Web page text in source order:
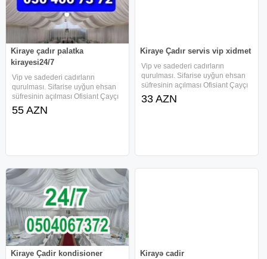
Kiraye çadır palatka
kirayesi24/7
Vip ve sadederi cadırların
qurulması. Sifarise uyğun ehsan
süfresinin açılması Ofisiant Çayçı
Qabyuyan Pover Qab-qaşıq Stol
stul Samavar Kiraye cadır, çadır,
55 AZN
Kiraye Çadır servis vip xidmet
Vip ve sadederi cadırların
qurulması. Sifarise uyğun ehsan
süfresinin açılması Ofisiant Çayçı
Qabyuyan Pover Qab-qaşıq Stol
stul Samavar Kiraye cadır, çadır,
33 AZN
Kiraye Çadir kondisioner
Kirayə cadir